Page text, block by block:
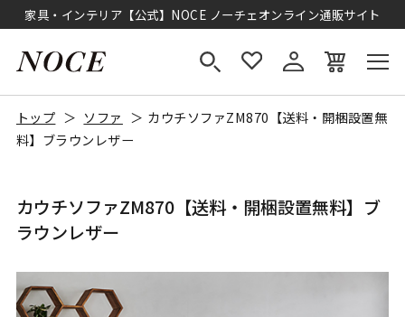
家具・インテリア【公式】NOCE ノーチェオンライン通販サイト
トップ ソファ
カウチソファZM870【送料・開梱設置無
料】ブラウンレザー
カウチソファZM870【送料・開梱設置無料】ブ
ラウンレザー